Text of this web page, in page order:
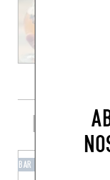
PRENDRE
BAR À BIÈRES